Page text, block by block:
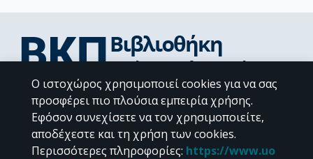
Διεύθυνση Βιβλιοθήκης & Κέντρου Πληροφόρησης
Βιβλιοθήκες Σχολών του ΕΚΠΑ
Υπολογιστικό Κέντρο Βιβλιοθηκών
Επικοινωνία / Helpdesk
Ο ιστοχώρος χρησιμοποιεί cookies για να σας
προσφέρει πιο πλούσια εμπειρία χρήσης.
Εφόσον συνεχίσετε να τον χρησιμοποιείτε,
αποδέχεστε και τη χρήση των cookies.
Περισσότερες πληροφορίες: https://www.uo